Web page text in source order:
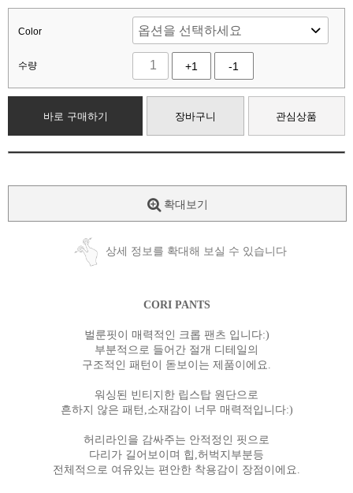
Color
수량 +1 -1
바로 구매하기 장바구니 관심상품
확대보기
상세 정보를 확대해 보실 수 있습니다
CORI PANTS
벌룬핏이 매력적인 크롭 팬츠 입니다:)
부분적으로 들어간 절개 디테일의
구조적인 패턴이 돋보이는 제품이에요.
워싱된 빈티지한 립스탑 원단으로
흔하지 않은 패턴,소재감이 너무 매력적입니다:)
허리라인을 감싸주는 안적정인 핏으로
다리가 길어보이며 힙,허벅지부분등
전체적으로 여유있는 편안한 착용감이 장점이에요.